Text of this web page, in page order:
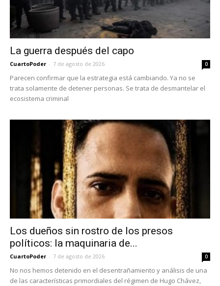
La guerra después del capo
CuartoPoder - 7 de agosto de 2026 0
Parecen confirmar que la estrategia está cambiando. Ya no se
trata solamente de detener personas. Se trata de desmantelar el
ecosistema criminal
Los dueños sin rostro de los presos
políticos: la maquinaria de...
CuartoPoder - 7 de agosto de 2026 0
No nos hemos detenido en el desentrañamiento y análisis de una
de las características primordiales del régimen de Hugo Chávez,